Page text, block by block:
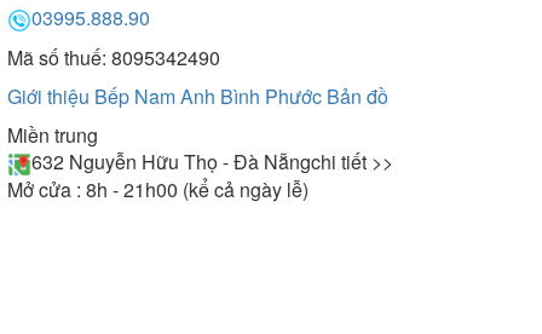
03995.888.90
Mã số thuế: 8095342490
Giới thiệu Bếp Nam Anh Bình Phước Bản đồ
Miền trung
632 Nguyễn Hữu Thọ - Đà Nẵngchi tiết >>
Mở cửa : 8h - 21h00 (kể cả ngày lễ)